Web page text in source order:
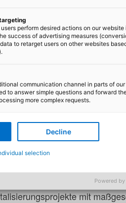
41460 Neuss
Demokratie
und erfahren Sie, wie wir die
in
Plattformen entwickeln
machen. Von der
bis hin zur Einführung
mit
perform desired actions on our website
success of advertising measures
to retarget users on other websites
communication channel in parts of our
to answer simple questions and forward
more complex requests.
Decline
selection
Powered by